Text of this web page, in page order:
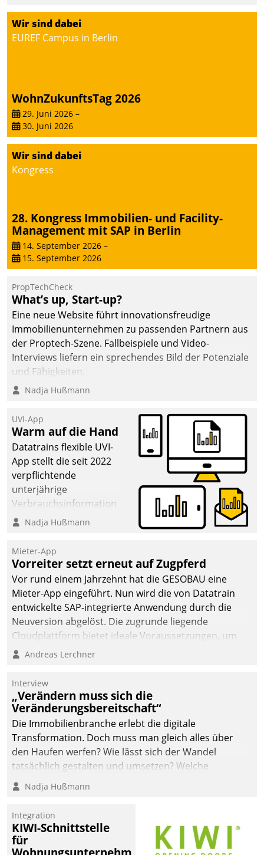
Wir sind dabei
EUREF Campus in Berlin
WohnZukunftsTag 2026
29. Juni 2026 –
30. Juni 2026
Wir sind dabei
Kongress
28. Kongress Immobilien- und Facility-
Management mit SAP in Berlin
14. September 2026 –
15. September 2026
PropTechCheck
What’s up, Start-up?
Eine neue Website führt innovationsfreudige
Immobilienunternehmen zu passenden Partnern aus
der Proptech-Szene. Fallbeispiele und Video-
Interviews liefern ein sprechendes Bild der Potenziale
und Fähigkeiten.
Nadja Hußmann
UVI-App
Warm auf die Hand
Datatrains flexible UVI-
App stellt die seit 2022
verpflichtende
unterjährige
Verbrauchsinformation
schnell, zuverlässig und
Die monatlichen
Mitteilungen zum
Heizungs- und
Wasserverbrauch gehen
automatisiert, vollständig
und auf Wunsch über
mehrere zuvor
Kommunikationswege bei
Nadja Hußmann
Mieter-App
Vorreiter setzt erneut auf Zugpferd
Vor rund einem Jahrzehnt hat die GESOBAU eine
Mieter-App eingeführt. Nun wird die von Datatrain
entwickelte SAP-integrierte Anwendung durch die
Neuversion abgelöst. Die zugrunde liegende
Cloudplattform bietet ideale Voraussetzungen, um
die Funktionalität der App zu erweitern und weitere
integrieren.
Andreas Lerchner
Interview
„Verändern muss sich die
Veränderungsbereitschaft“
Die Immobilienbranche erlebt die digitale
Transformation. Doch muss man gleich alles über
den Haufen werfen? Wie lässt sich der Wandel
tatsächlich gestalten und umsetzen? Welche
Argumente zählen wirklich?
Nadja Hußmann
Integration
KIWI-Schnittstelle
für